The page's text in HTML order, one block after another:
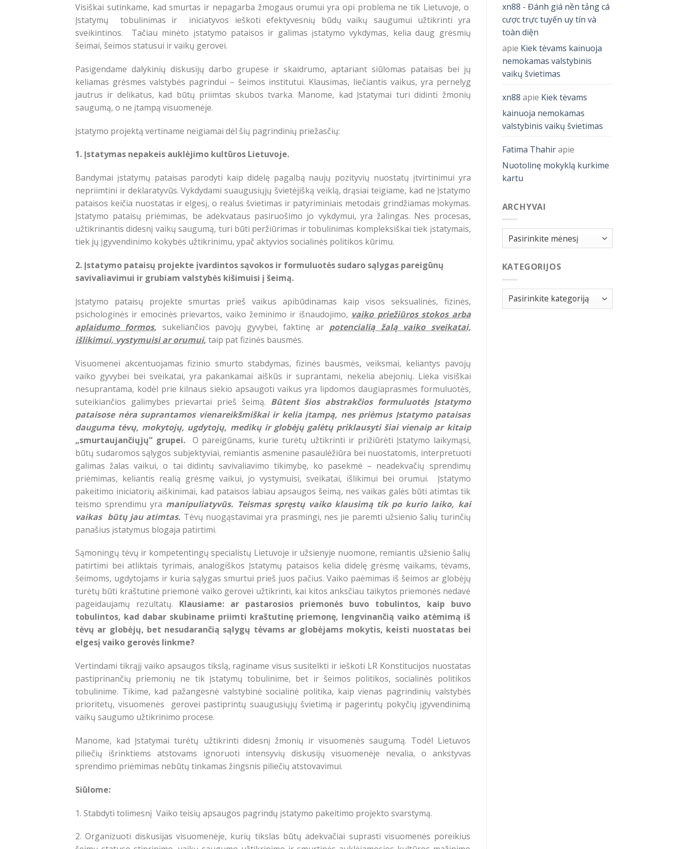
Visiškai sutinkame, kad smurtas ir nepagarba žmogaus orumui yra opi problema ne tik Lietuvoje, o
Įstatymų tobulinimas ir iniciatyvos ieškoti efektyvesnių būdų vaikų saugumui užtikrinti yra
sveikintinos. Tačiau minėto įstatymo pataisos ir galimas įstatymo vykdymas, kelia daug grėsmių
šeimai, šeimos statusui ir vaikų gerovei.
Pasigendame dalykinių diskusijų darbo grupėse ir skaidrumo, aptariant siūlomas pataisas bei jų
keliamas grėsmes valstybės pagrindui – šeimos institutui. Klausimas, liečiantis vaikus, yra pernelyg
jautrus ir delikatus, kad būtų priimtas skubos tvarka. Manome, kad Įstatymai turi didinti žmonių
saugumą, o ne įtampą visuomenėje.
Įstatymo projektą vertiname neigiamai dėl šių pagrindinių priežasčių:
1. Įstatymas nepakeis auklėjimo kultūros Lietuvoje.
Bandymai įstatymų pataisas parodyti kaip didelę pagalbą naujų pozityvių nuostatų įtvirtinimui yra
nepriimtini ir deklaratyvūs. Vykdydami suaugusiųjų švietėjišką veiklą, drąsiai teigiame, kad ne Įstatymo
pataisos keičia nuostatas ir elgesį, o realus švietimas ir patyriminiais metodais grindžiamas mokymas.
Įstatymo pataisų priėmimas, be adekvataus pasiruošimo jo vykdymui, yra žalingas. Nes procesas,
užtikrinantis didesnį vaikų saugumą, turi būti peržiūrimas ir tobulinimas kompleksiškai tiek įstatymais,
tiek jų įgyvendinimo kokybės užtikrinimu, ypač aktyvios socialinės politikos kūrimu.
2. Įstatymo pataisų projekte įvardintos sąvokos ir formuluotės sudaro sąlygas pareigūnų
savivaliavimui ir grubiam valstybės kišimuisi į šeimą.
Įstatymo pataisų projekte smurtas prieš vaikus apibūdinamas kaip visos seksualinės, fizinės,
psichologinės ir emocinės prievartos, vaiko žeminimo ir išnaudojimo, vaiko priežiūros stokos arba
aplaidumo formos, sukeliančios pavojų gyvybei, faktinę ar potencialią žalą vaiko sveikatai,
išlikimui, vystymuisi ar orumui, taip pat fizinės bausmės.
Visuomenei akcentuojamas fizinio smurto stabdymas, fizinės bausmės, veiksmai, keliantys pavojų
vaiko gyvybei bei sveikatai, yra pakankamai aiškūs ir suprantami, nekelia abejonių. Lieka visiškai
nesuprantama, kodėl prie kilnaus siekio apsaugoti vaikus yra lipdomos daugiaprasmės formuluotės,
suteikiančios galimybes prievartai prieš šeimą. Būtent šios abstrakčios formuluotės Įstatymo
pataisose nėra suprantamos vienareikšmiškai ir kelia įtampą, nes priėmus Įstatymo pataisas
dauguma tėvų, mokytojų, ugdytojų, medikų ir globėjų galėtų priklausyti šiai vienaip ar kitaip
„smurtaujančiųjų” grupei.O pareigūnams, kurie turėtų užtikrinti ir prižiūrėti Įstatymo laikymąsi,
būtų sudaromos sąlygos subjektyviai, remiantis asmenine pasaulėžiūra bei nuostatomis, interpretuoti
galimas žalas vaikui, o tai didintų savivaliavimo tikimybę, ko pasekmė – neadekvačių sprendimų
priėmimas, keliantis realią grėsmę vaikui, jo vystymuisi, sveikatai, išlikimui bei orumui. Įstatymo
pakeitimo iniciatorių aiškinimai, kad pataisos labiau apsaugos šeimą, nes vaikas galės būti atimtas tik
teismo sprendimu yra manipuliatyvūs. Teismas spręstų vaiko klausimą tik po kurio laiko, kai
vaikas būtų jau atimtas. Tėvų nuogąstavimai yra prasmingi, nes jie paremti užsienio šalių turinčių
panašius įstatymus blogaja patirtimi.
Sąmoningų tėvų ir kompetentingų specialistų Lietuvoje ir užsienyje nuomone, remiantis užsienio šalių
patirtimi bei atliktais tyrimais, analogiškos Įstatymų pataisos kelia didelę grėsmę vaikams, tėvams,
šeimoms, ugdytojams ir kuria sąlygas smurtui prieš juos pačius. Vaiko paėmimas iš šeimos ar globėjų
turėtų būti kraštutinė priemonė vaiko gerovei užtikrinti, kai kitos anksčiau taikytos priemonės nedavė
pageidaujamų rezultatų. Klausiame: ar pastarosios priemonės buvo tobulintos, kaip buvo
tobulintos, kad dabar skubiname priimti kraštutinę priemonę, lengvinančią vaiko atėmimą iš
tėvų ar globėjų, bet nesudarančią sąlygų tėvams ar globėjams mokytis, keisti nuostatas bei
elgesį vaiko gerovės linkme?
Vertindami tikrąjį vaiko apsaugos tikslą, raginame visus susitelkti ir ieškoti LR Konstitucijos nuostatas
pastiprinančių priemonių ne tik Įstatymų tobulinime, bet ir šeimos politikos, socialinės politikos
tobulinime. Tikime, kad pažangesnė valstybinė socialinė politika, kaip vienas pagrindinių valstybės
prioritetų, visuomenės gerovei pastiprintų suaugusiųjų švietimą ir pagerintų pokyčių įgyvendinimą
vaikų saugumo užtikrinimo procese.
Manome, kad Įstatymai turėtų užtikrinti didesnį žmonių ir visuomenės saugumą. Todėl Lietuvos
piliečių išrinktiems atstovams ignoruoti intensyvių diskusijų visuomenėje nevalia, o ankstyvas
sprendimo priėmimas nebūtų tinkamas žingsnis piliečių atstovavimui.
Siūlome:
1. Stabdyti tolimesnį Vaiko teisių apsaugos pagrindų įstatymo pakeitimo projekto svarstymą.
2. Organizuoti diskusijas visuomenėje, kurių tikslas būtų adekvačiai suprasti visuomenės poreikius
xn88 - Đánh giá nền tảng cá
cược trực tuyến uy tín và
toàn diện
apie Kiek tėvams kainuoja
nemokamas valstybinis
vaikų švietimas
xn88 apie Kiek tėvams
kainuoja nemokamas
valstybinis vaikų švietimas
Fatima Thahirapie
Nuotolinę mokyklą kurkime
kartu
ARCHYVAI
Archyvai
KATEGORIJOS
Kategorijos